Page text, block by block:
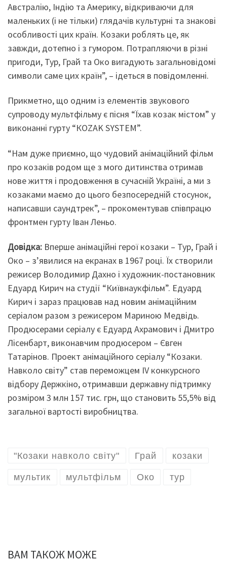
Австралію, Індію та Америку, відкриваючи для
маленьких (і не тільки) глядачів культурні та знакові
особливості цих країн. Козаки роблять це, як
завжди, дотепно і з гумором. Потрапляючи в різні
пригоди, Тур, Грай та Око вигадують загальновідомі
символи саме цих країн”, – ідеться в повідомленні.
Прикметно, що одним із елементів звукового
супроводу мультфільму є пісня “Їхав козак містом” у
виконанні гурту “КOZAK SYSTEM”.
“Нам дуже приємно, що чудовий анімаційний фільм
про козаків родом ще з мого дитинства отримав
нове життя і продовження в сучасній Україні, а ми з
козаками маємо до цього безпосередній стосунок,
написавши саундтрек”, – прокоментував співпрацю
фронтмен гурту Іван Леньо.
Довідка: Вперше анімаційні герої козаки – Тур, Грай і
Око – з’явилися на екранах в 1967 році. Їх створили
режисер Володимир Дахно і художник-постановник
Едуард Кирич на студії “Київнаукфільм”. Едуард
Кирич і зараз працював над новим анімаційним
серіалом разом з режисером Мариною Медвідь.
Продюсерами серіалу є Едуард Ахрамович і Дмитро
Лісенбарт, виконавчим продюсером – Євген
Татарінов. Проект анімаційного серіалу “Козаки.
Навколо світу” став переможцем IV конкурсного
відбору Держкіно, отримавши державну підтримку
розміром 3 млн 157 тис. грн, що становить 55,5% від
загальної вартості виробництва.
"Козаки навколо світу" Грай козаки
мультик мультфільм Око тур
ВАМ ТАКОЖ МОЖЕ